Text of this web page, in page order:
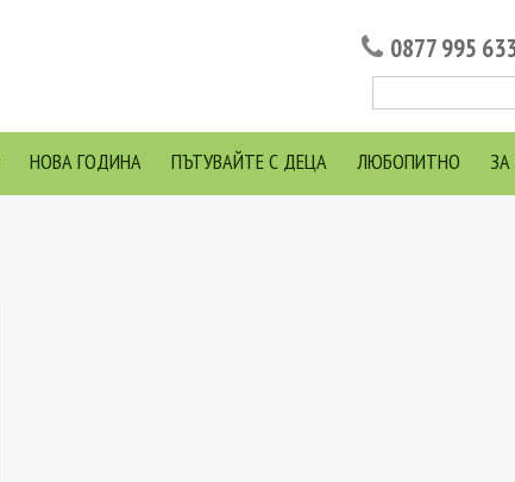
0877 995
НОВА ГОДИНА ПЪТУВАЙТЕ С ДЕЦА ЛЮБОПИТНО